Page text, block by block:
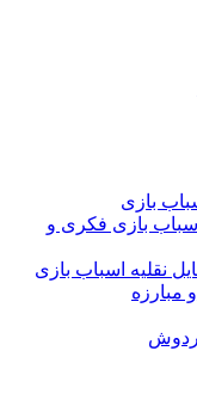
بازی
اسباب بازی فکری و
نقلیه اسباب بازی
مبارزه